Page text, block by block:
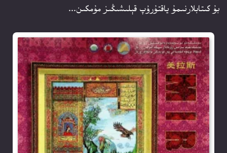
بۇ كىتابلارنىمۇ ياقتۇرۇپ قېلىشىڭىز مۇمكىن...